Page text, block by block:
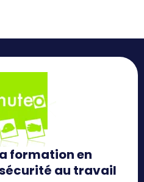
formation en
au travail